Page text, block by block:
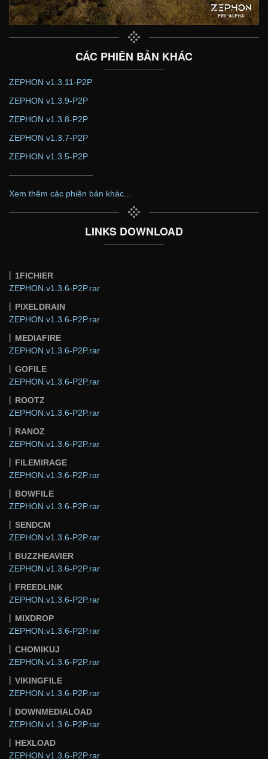
CÁC PHIÊN BẢN KHÁC
ZEPHON v1.3.11-P2P
ZEPHON v1.3.9-P2P
ZEPHON v1.3.8-P2P
ZEPHON v1.3.7-P2P
ZEPHON v1.3.5-P2P
——————————
Xem thêm các phiên bản khác...
LINKS DOWNLOAD
1FICHIER
ZEPHON.v1.3.6-P2P.rar
PIXELDRAIN
ZEPHON.v1.3.6-P2P.rar
MEDIAFIRE
ZEPHON.v1.3.6-P2P.rar
GOFILE
ZEPHON.v1.3.6-P2P.rar
ROOTZ
ZEPHON.v1.3.6-P2P.rar
RANOZ
ZEPHON.v1.3.6-P2P.rar
FILEMIRAGE
ZEPHON.v1.3.6-P2P.rar
BOWFILE
ZEPHON.v1.3.6-P2P.rar
SENDCM
ZEPHON.v1.3.6-P2P.rar
BUZZHEAVIER
ZEPHON.v1.3.6-P2P.rar
FREEDLINK
ZEPHON.v1.3.6-P2P.rar
MIXDROP
ZEPHON.v1.3.6-P2P.rar
CHOMIKUJ
ZEPHON.v1.3.6-P2P.rar
VIKINGFILE
ZEPHON.v1.3.6-P2P.rar
DOWNMEDIALOAD
ZEPHON.v1.3.6-P2P.rar
HEXLOAD
ZEPHON.v1.3.6-P2P.rar